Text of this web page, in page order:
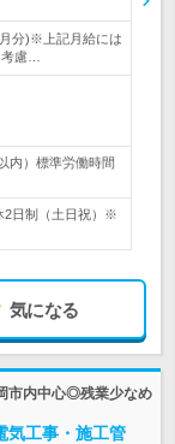
分)※上記月給には
慮…
内）標準労働時間
2日制（土日祝）※
気になる
市内中心◎残業少なめ
気工事・施工管